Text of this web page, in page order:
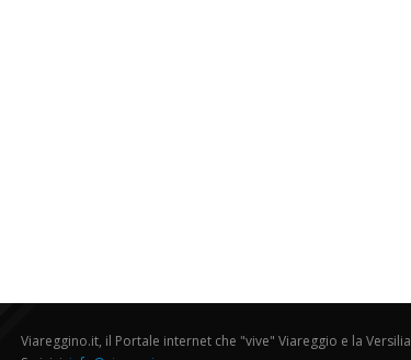
Viareggino.it, il Portale internet che "vive" Viareggio e la Versilia